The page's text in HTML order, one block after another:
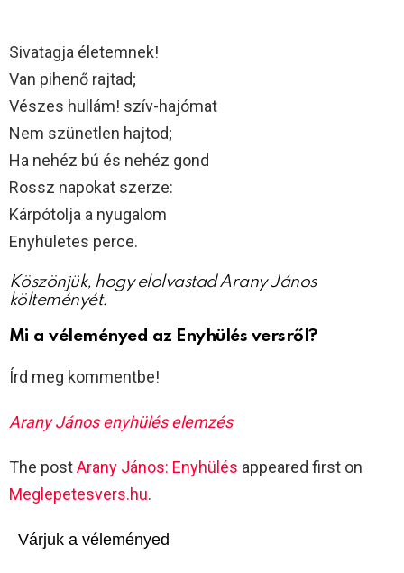
Sivatagja életemnek!
Van pihenő rajtad;
Vészes hullám! szív-hajómat
Nem szünetlen hajtod;
Ha nehéz bú és nehéz gond
Rossz napokat szerze:
Kárpótolja a nyugalom
Enyhületes perce.
Köszönjük, hogy elolvastad Arany János
költeményét.
Mi a véleményed az Enyhülés versről?
Írd meg kommentbe!
Arany János enyhülés elemzés
The postArany János: Enyhülés appeared first on
Meglepetesvers.hu.
Várjuk a véleményed